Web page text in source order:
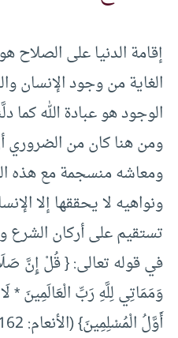
إقامة الدنيا على
الغاية من وجود الإنسان
الوجود هو عبادة الله كما
ومن هنا كان من الضروري
ومعاشه منسجمة مع هذه
ونواهيه لا يحققها إلا
تستقيم على أركان الشرع
في قوله تعالى: { قُلْ إِنَّ
وَمَمَاتِي لِلَّهِ رَبِّ الْعَالَمِينَ *
أَوَّلُ الْمُسْلِمِينَ} (الأنعام: 162-163)